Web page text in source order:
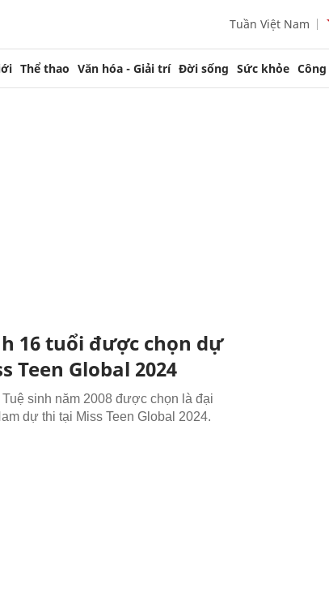
Tuần Việt Nam
Thể thao Văn hóa - Giải trí Đời sống Sức khỏe
16 tuổi được chọn dự
Teen Global 2024
sinh năm 2008 được chọn là đại
dự thi tại Miss Teen Global 2024.